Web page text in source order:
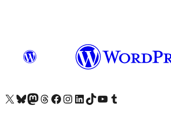
Visit our X (formerly Twitter) account
Visit our Bluesky account
Επισκεφθείτε τον λογαριασμό μας στο Mastodon
Visit our Threads account
Επισκεφτείτε τη σελίδα μας στο Facebook
Επισκεφθείτε τον λογαριασμό μας Instagram
Επισκεφθείτε τον λογαριασμό μας LinkedIn
Visit our TikTok account
Visit our YouTube channel
Visit our Tumblr account